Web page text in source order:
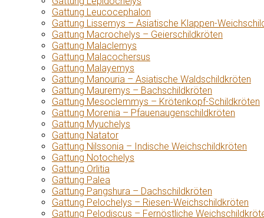
Gattung Leucocephalon
Gattung Lissemys – Asiatische Klappen-
Gattung Macrochelys – Geierschildkröten
Gattung Malaclemys
Gattung Malacochersus
Gattung Malayemys
Gattung Manouria – Asiatische Waldschildkröten
Gattung Mauremys – Bachschildkröten
Gattung Mesoclemmys – Krötenkopf-Schildkröten
Gattung Morenia – Pfauenaugenschildkröten
Gattung Myuchelys
Gattung Natator
Gattung Nilssonia – Indische Weichschildkröten
Gattung Notochelys
Gattung Orlitia
Gattung Palea
Gattung Pangshura – Dachschildkröten
Gattung Pelochelys – Riesen-Weichschildkröten
Gattung Pelodiscus – Fernöstliche